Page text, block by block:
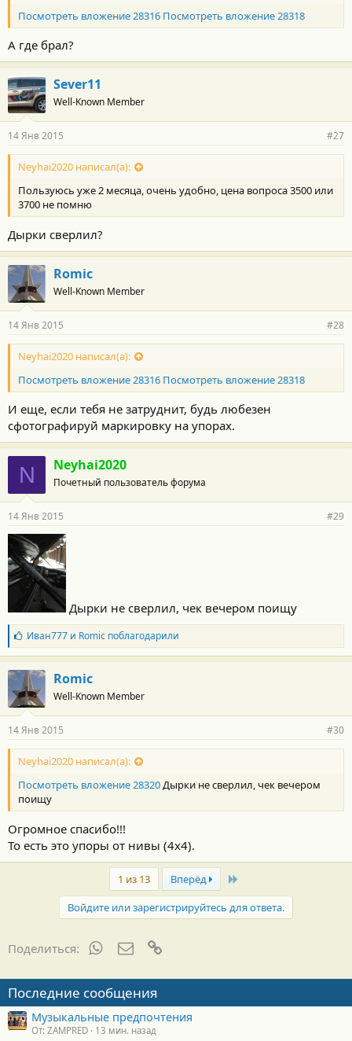
и
:
Посмотреть вложение 28316 Посмотреть вложение 28318
А где брал?
Sever11
Well-Known Member
14 Янв 2015 #27
Neyhai2020 написал(а):
Пользуюсь уже 2 месяца, очень удобно, цена вопроса 3500 или
3700 не помню
Дырки сверлил?
Romic
Well-Known Member
14 Янв 2015 #28
Neyhai2020 написал(а):
Посмотреть вложение 28316 Посмотреть вложение 28318
И еще, если тебя не затруднит, будь любезен
сфотографируй маркировку на упорах.
N Neyhai2020
Почетный пользователь форума
14 Янв 2015 #29
Дырки не сверлил, чек вечером поищу
Б
л
а
г
о
д
а
н
о
с
и
:
Иван777и Romicпоблагодарили
Romic
Well-Known Member
14 Янв 2015 #30
Neyhai2020 написал(а):
Посмотреть вложение 28320Дырки не сверлил, чек вечером
поищу
Огромное спасибо!!!
То есть это упоры от нивы (4х4).
1 из 13 Вперёд
Войдите или зарегистрируйтесь для ответа.
Поделиться: WhatsAppЭлектронная почта
Последние сообщения
Музыкальные предпочтения
От: ZAMPRED 13 мин. назад